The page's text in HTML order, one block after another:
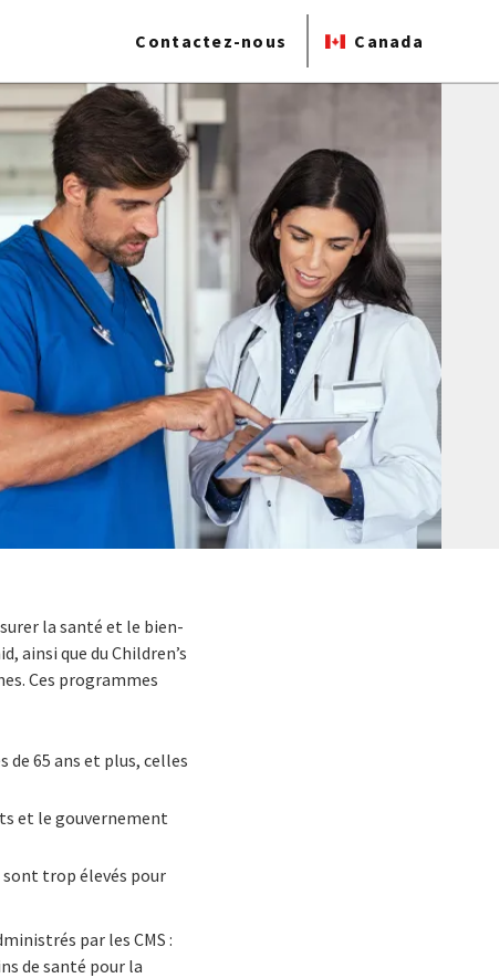
Contactez-nous Canada
la santé et le bien-
ainsi que du Children’s
Ces programmes
de 65 ans et plus, celles
et le gouvernement
sont trop élevés pour
par les CMS :
de santé pour la